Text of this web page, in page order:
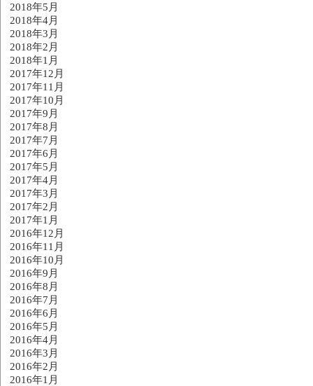
2018年5月
2018年4月
2018年3月
2018年2月
2018年1月
2017年12月
2017年11月
2017年10月
2017年9月
2017年8月
2017年7月
2017年6月
2017年5月
2017年4月
2017年3月
2017年2月
2017年1月
2016年12月
2016年11月
2016年10月
2016年9月
2016年8月
2016年7月
2016年6月
2016年5月
2016年4月
2016年3月
2016年2月
2016年1月